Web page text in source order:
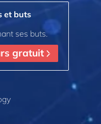
et buts
ses buts.
gratuit